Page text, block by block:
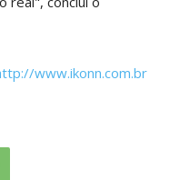
www.ikonn.com.br